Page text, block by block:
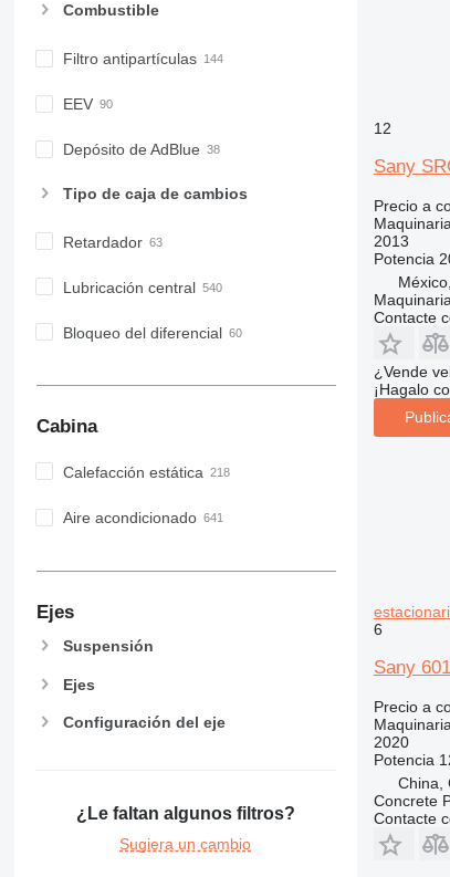
F-series
IT
NR
RM
Combustible
Filtro antipartículas
EEV
Depósito de AdBlue
Tipo de caja de cambios
Retardador
Lubricación central
Bloqueo del diferencial
Cabina
Calefacción estática
Aire acondicionado
Ejes
Suspensión
Ejes
Configuración del eje
¿Le faltan algunos filtros?
Sugiera un cambio
12
Sany
Precio a
2013
Potencia
Contacte
¿Vende
¡Hagalo
6
Sany
Precio a
2020
Potencia
China,
Concrete
Contacte